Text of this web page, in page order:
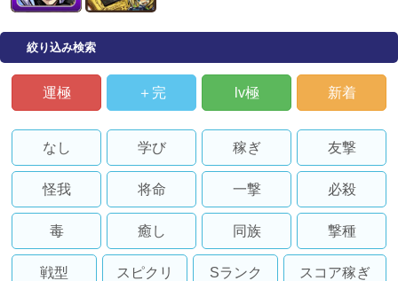
絞り込み検索
運極 ＋完 lv極 新着
なし 学び 稼ぎ 友撃
怪我 将命 一撃 必殺
毒 癒し 同族 撃種
戦型 スピクリ Sランク スコア稼ぎ